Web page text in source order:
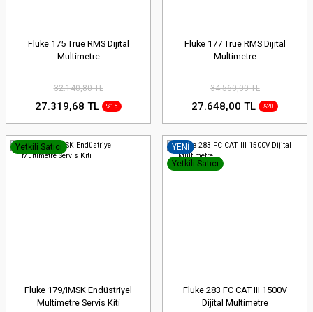
Fluke 175 True RMS Dijital
Multimetre
32.140,80 TL
27.319,68 TL %15
Fluke 177 True RMS Dijital
Multimetre
34.560,00 TL
27.648,00 TL %20
Yetkili Satıcı
Fluke 179/IMSK Endüstriyel
Multimetre Servis Kiti
YENİ
Yetkili Satıcı
Fluke 283 FC CAT III 1500V
Dijital Multimetre